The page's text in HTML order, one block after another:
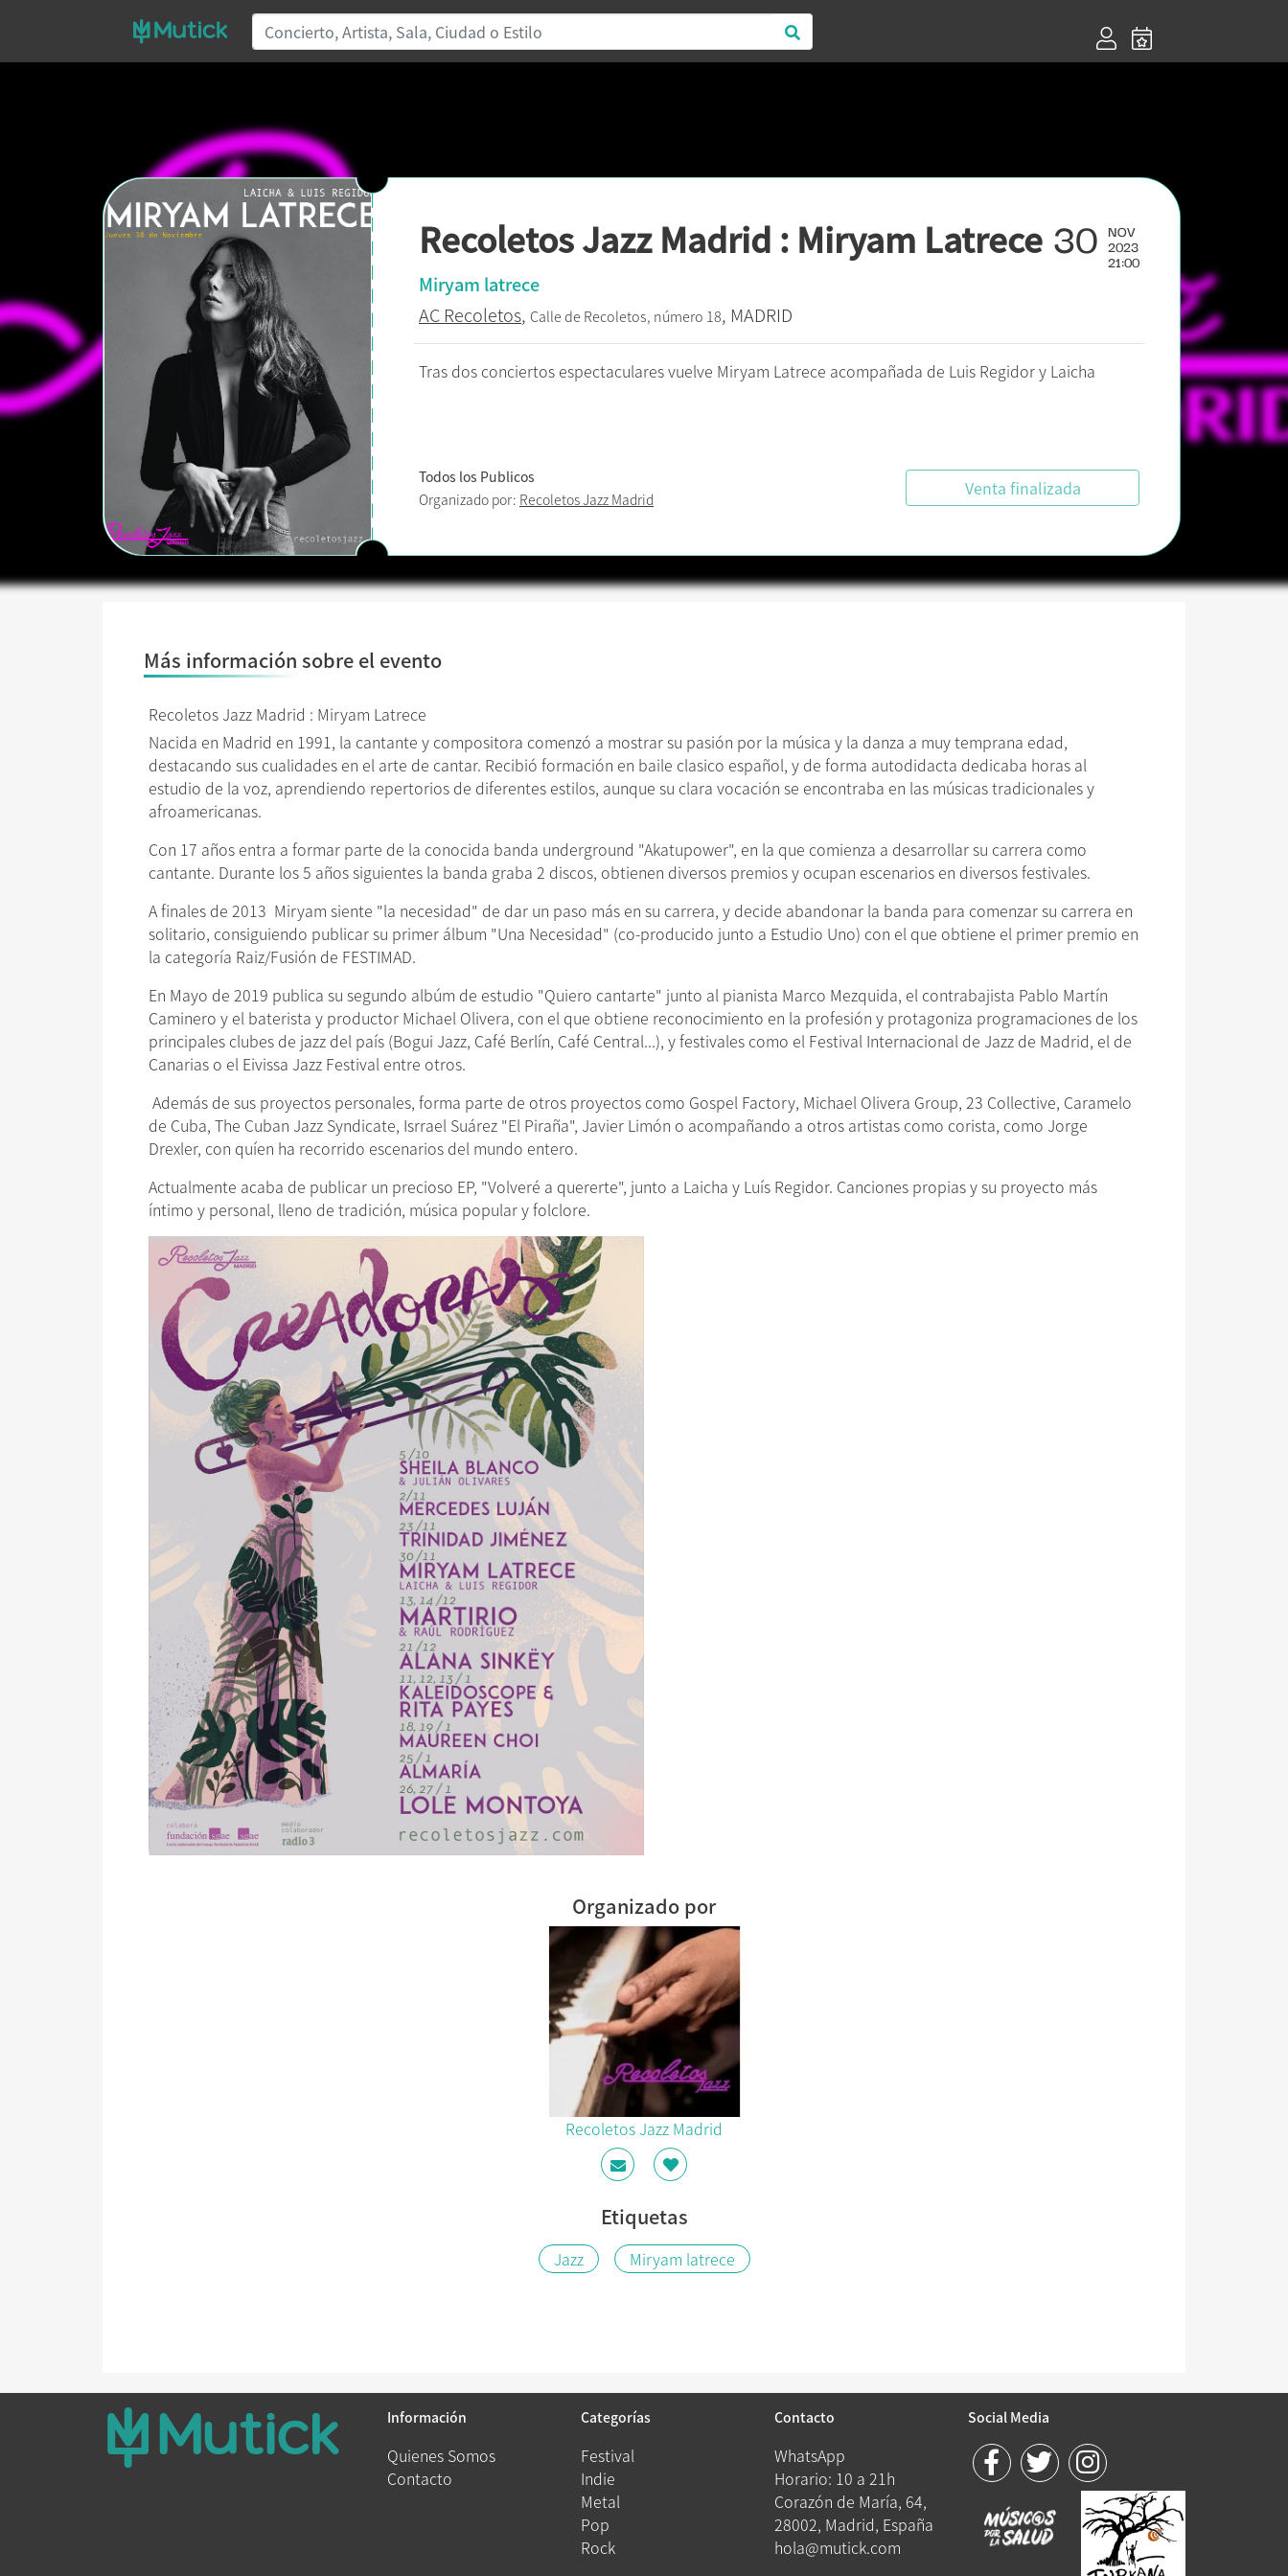
Recoletos Jazz Madrid : Miryam Latrece 30 NOV
2023
21:00
Miryam latrece
AC Recoletos, Calle de Recoletos, número 18, MADRID
Tras dos conciertos espectaculares vuelve Miryam Latrece acompañada de Luis Regidor y Laicha
Todos los Publicos
Organizado por: Recoletos Jazz Madrid Venta finalizada
Más información sobre el evento
Recoletos Jazz Madrid : Miryam Latrece
Nacida en Madrid en 1991, la cantante y compositora comenzó a mostrar su pasión por la música y la danza a muy temprana edad,
destacando sus cualidades en el arte de cantar. Recibió formación en baile clasico español, y de forma autodidacta dedicaba horas al
estudio de la voz, aprendiendo repertorios de diferentes estilos, aunque su clara vocación se encontraba en las músicas tradicionales y
afroamericanas.
Con 17 años entra a formar parte de la conocida banda underground "Akatupower", en la que comienza a desarrollar su carrera como
cantante. Durante los 5 años siguientes la banda graba 2 discos, obtienen diversos premios y ocupan escenarios en diversos festivales.
A finales de 2013 Miryam siente "la necesidad" de dar un paso más en su carrera, y decide abandonar la banda para comenzar su carrera en
solitario, consiguiendo publicar su primer álbum "Una Necesidad" (co-producido junto a Estudio Uno) con el que obtiene el primer premio en
la categoría Raiz/Fusión de FESTIMAD.​
En Mayo de 2019 publica su segundo albúm de estudio "Quiero cantarte" junto al pianista Marco Mezquida, el contrabajista Pablo Martín
Caminero y el baterista y productor Michael Olivera, con el que obtiene reconocimiento en la profesión y protagoniza programaciones de los
principales clubes de jazz del país (Bogui Jazz, Café Berlín, Café Central...), y festivales como el Festival Internacional de Jazz de Madrid, el de
Canarias o el Eivissa Jazz Festival entre otros.​
Además de sus proyectos personales, forma parte de otros proyectos como Gospel Factory, Michael Olivera Group, 23 Collective, Caramelo
de Cuba, The Cuban Jazz Syndicate, Isrrael Suárez "El Piraña", Javier Limón o acompañando a otros artistas como corista, como Jorge
Drexler, con quíen ha recorrido escenarios del mundo entero.
Actualmente acaba de publicar un precioso EP, "Volveré a quererte", junto a Laicha y Luís Regidor. Canciones propias y su proyecto más
íntimo y personal, lleno de tradición, música popular y folclore.
Organizado por
Recoletos Jazz Madrid
Etiquetas
Jazz Miryam latrece
Información
Quienes Somos
Contacto
Categorías
Festival
Indie
Metal
Pop
Rock
Contacto
WhatsApp
Horario: 10 a 21h
Corazón de María, 64,
28002, Madrid, España
hola@mutick.com
Social Media